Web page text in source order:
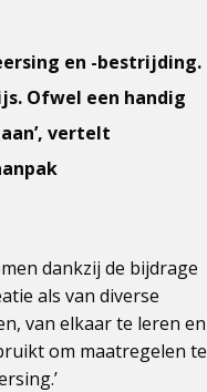
en -bestrijding.
Ofwel een handig
vertelt
dankzij de bijdrage
als van diverse
van elkaar te leren en
om maatregelen te